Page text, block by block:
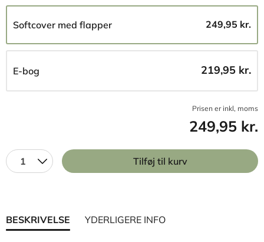
Softcover med flapper 249,95 kr.
E-bog 219,95 kr.
Prisen er inkl, moms
249,95 kr.
1 Tilføj til kurv
BESKRIVELSE YDERLIGERE INFO